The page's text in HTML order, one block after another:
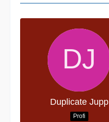
Duplicate Jupp
Profi